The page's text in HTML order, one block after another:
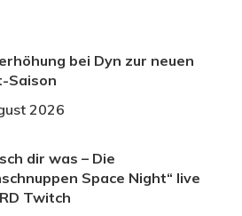
bei Dyn zur neuen
Saison
2026
dir was – Die
Space Night“ live
Twitch